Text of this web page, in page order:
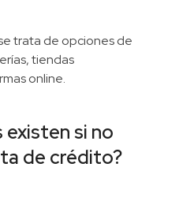
trata de opciones de
tiendas
online.
si no
de crédito?